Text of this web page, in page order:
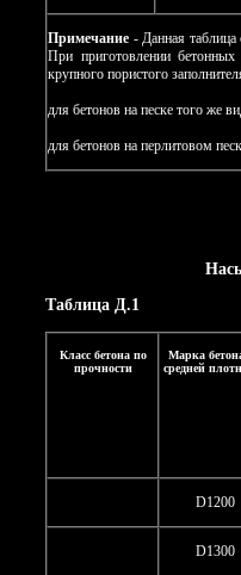
Примечание - Данная
При приготовлении
крупного пористого
для бетонов на песке того же
для бетонов на перлитовом
Таблица Д.1
Класс бетона по
прочности
Марка
средней
D1200
D1300